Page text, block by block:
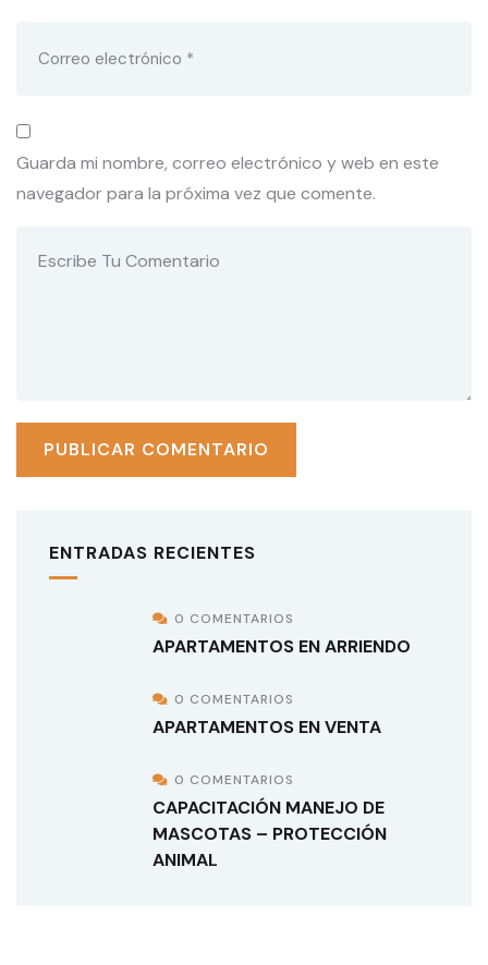
Guarda mi nombre, correo electrónico y web en este
navegador para la próxima vez que comente.
ENTRADAS RECIENTES
0 COMENTARIOS
APARTAMENTOS EN ARRIENDO
0 COMENTARIOS
APARTAMENTOS EN VENTA
0 COMENTARIOS
CAPACITACIÓN MANEJO DE
MASCOTAS – PROTECCIÓN
ANIMAL